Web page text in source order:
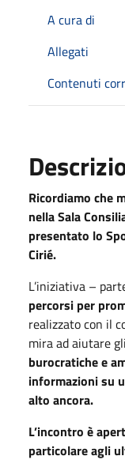
A cura di
Allegati
Contenuti
Ricordiamo che
nella Sala
presentato lo
Cirié.
L’iniziativa –
percorsi per
realizzato con il
mira ad aiutare
burocratiche e
informazioni su
alto ancora.
L’incontro è
particolare agli